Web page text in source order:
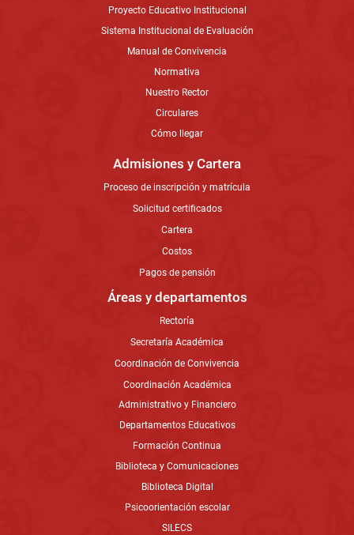
Proyecto Educativo Institucional
Sistema Institucional de Evaluación
Manual de Convivencia
Normativa
Nuestro Rector
Circulares
Cómo llegar
Admisiones y Cartera
Proceso de inscripción y matrícula
Solicitud certificados
Cartera
Costos
Pagos de pensión
Áreas y departamentos
Rectoría
Secretaría Académica
Coordinación de Convivencia
Coordinación Académica
Administrativo y Financiero
Departamentos Educativos
Formación Continua
Biblioteca y Comunicaciones
Biblioteca Digital
Psicoorientación escolar
SILECS